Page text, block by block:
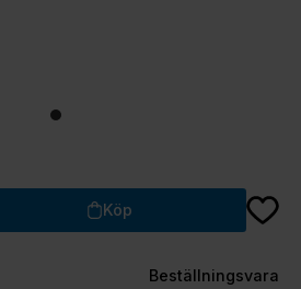
Köp Lägg
Beställningsvara